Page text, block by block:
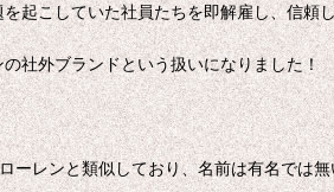
起こしていた社員たちを即解雇し、信頼
社外ブランドという扱いになりました！
レンと類似しており、名前は有名では